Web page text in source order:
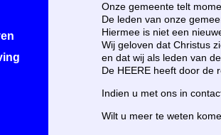
Onze gemeente telt
De leden van onze
Hiermee is niet een
Wij geloven dat Christus
en dat wij als leden van
De HEERE heeft door de
Indien u met ons in
Wilt u meer te weten